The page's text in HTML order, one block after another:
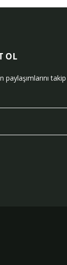
OL
paylaşımlarını